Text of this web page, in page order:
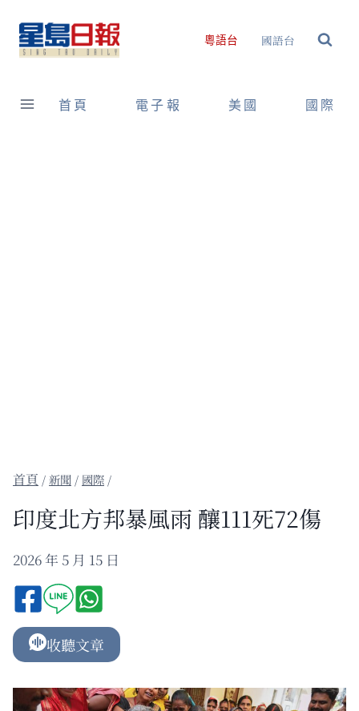
content
粵語台 國語台
首頁 電子報 美國 國際
/新聞 / 國際 /
印度北方邦暴風雨 釀111死72傷
2026 年 5 月 15 日
收聽文章